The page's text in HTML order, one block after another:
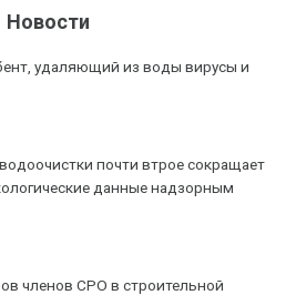
Новости
удаляющий из воды вирусы и
почти втрое сокращает
данные надзорным
членов СРО в строительной